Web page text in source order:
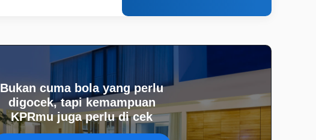
Bukan cuma bola yang perlu
digocek, tapi kemampuan
KPRmu juga perlu di cek